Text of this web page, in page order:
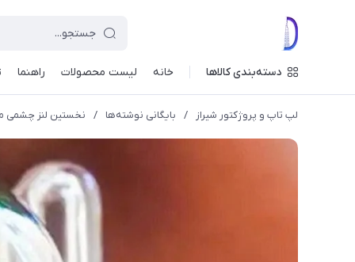
دسته‌بندی کالاها خانه لیست محصولات راهنما
لپ تاپ و پروژکتور شیراز / بایگانی نوشته‌ها / نخستین لنز چشمی